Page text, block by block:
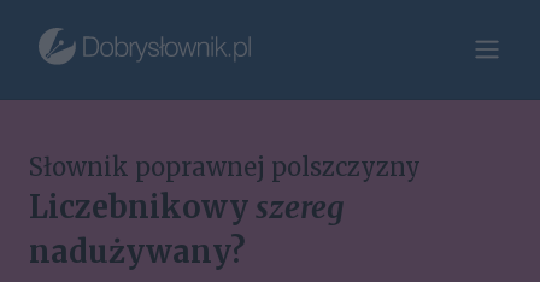
Słownik poprawnej polszczyzny
Liczebnikowyszereg
nadużywany?